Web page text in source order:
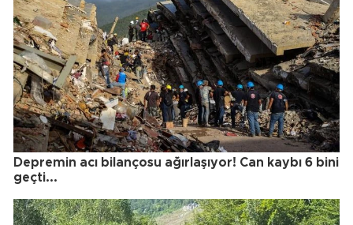
Depremin acı bilançosu ağırlaşıyor! Can kaybı 6 bini
geçti...